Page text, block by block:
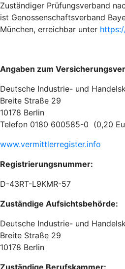
Zuständiger Prüfungsverband
ist Genossenschaftsverband
München, erreichbar unter
Angaben zum
Deutsche Industrie- und
Breite Straße 29
10178 Berlin
Telefon 0180 600585-0 (0,20
www.vermittlerregister.info
Registrierungsnummer:
D-43RT-L9KMR-57
Zuständige Aufsichtsbehörde:
Deutsche Industrie- und
Breite Straße 29
10178 Berlin
Zuständige Berufskammer: